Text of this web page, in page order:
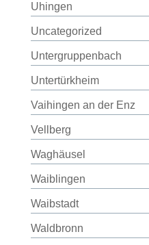
Uhingen
Uncategorized
Untergruppenbach
Untertürkheim
Vaihingen an der Enz
Vellberg
Waghäusel
Waiblingen
Waibstadt
Waldbronn